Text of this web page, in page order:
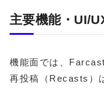
主要機能・UI/
機能面では、
再投稿（Recasts）